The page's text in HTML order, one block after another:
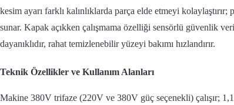
kesim ayarı farklı kalınlıklarda parça elde etmeyi
sunar. Kapak açıkken çalışmama özelliği sensörlü güvenlik
dayanıklıdır, rahat temizlenebilir yüzeyi bakımı hızlandırır.
Teknik Özellikler ve Kullanım Alanları
Makine 380V trifaze (220V ve 380V güç seçenekli) çalışır;